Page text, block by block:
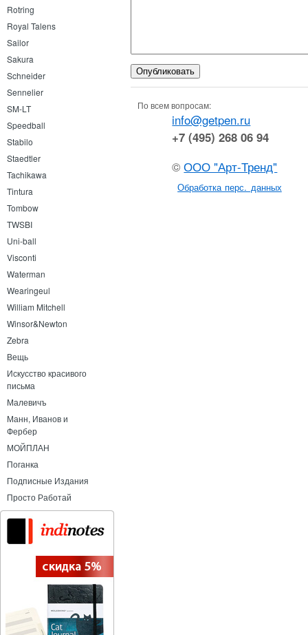
Rotring
Royal Talens
Sailor
Sakura
Schneider
Sennelier
SM-LT
Speedball
Stabilo
Staedtler
Tachikawa
Tintura
Tombow
TWSBI
Uni-ball
Visconti
Waterman
Wearingeul
William Mitchell
Winsor&Newton
Zebra
Вещь
Искусство красивого
письма
Малевичъ
Манн, Иванов и
Фербер
МОЙПЛАН
Поганка
Подписные Издания
Просто Работай
По всем вопросам:
info@getpen.ru
+7 (495) 268 06 94
©ООО "Арт-Тренд"
Обработка перс. данных